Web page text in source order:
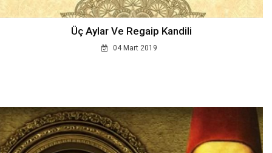
Üç Aylar Ve Regaip Kandili
04 Mart 2019